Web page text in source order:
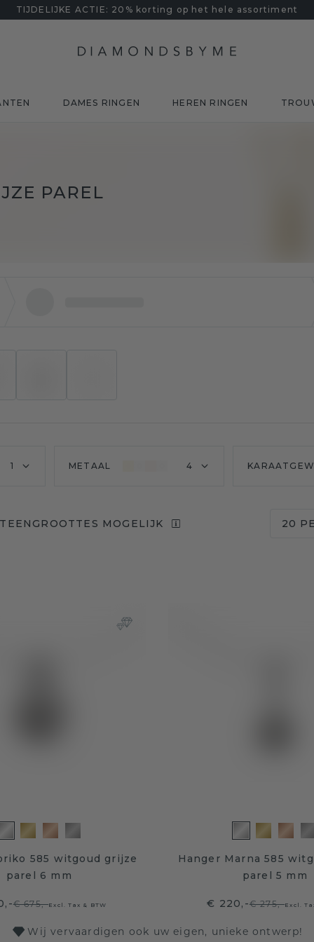
TIJDELIJKE ACTIE: 20% korting op het hele assortiment
DAMES RINGEN HEREN RINGEN
PAREL
1 METAAL 4
MOGELIJK 20
585 witgoud grijze
parel 6 mm
€ 675,-Excl. Tax & BTW
Hanger Marna 585
parel 5 mm
€ 220,-€ 275,-Excl.
Wij vervaardigen ook uw eigen, unieke ontwerp!